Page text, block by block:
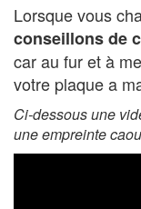
Lorsque vous
conseillons de
car au fur et à
votre plaque a
Ci-dessous une
une empreinte